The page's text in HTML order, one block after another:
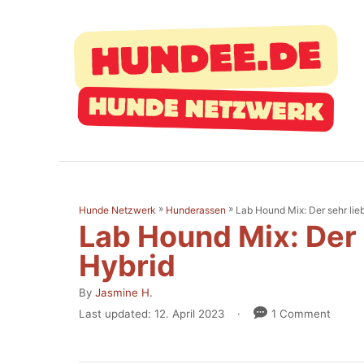
Hunde Netzwerk » Hunderassen » Lab Hound Mix: Der sehr
Lab Hound Mix:
Hybrid
By A
u
o
Jasmine H.
PLast updated: 12. April 2023 1 Comment